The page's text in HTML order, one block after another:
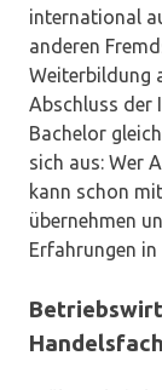
international
anderen
Weiterbildung
Abschluss der
Bachelor
sich aus: Wer
kann schon
übernehmen
Erfahrungen